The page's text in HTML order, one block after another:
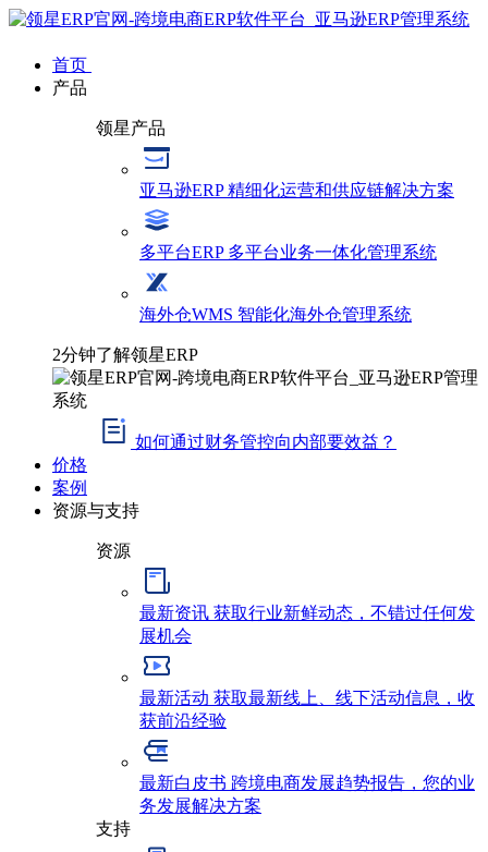
首页
产品
领星产品
亚马逊ERP精细化运营和供应链解决方案
多平台ERP 多平台业务一体化管理系统
海外仓WMS 智能化海外仓管理系统
2分钟了解领星ERP
如何通过财务管控向内部要效益？
价格
案例
资源与支持
资源
最新资讯 获取行业新鲜动态，不错过任何发
展机会
最新活动 获取最新线上、线下活动信息，收
获前沿经验
最新白皮书 跨境电商发展趋势报告，您的业
务发展解决方案
支持